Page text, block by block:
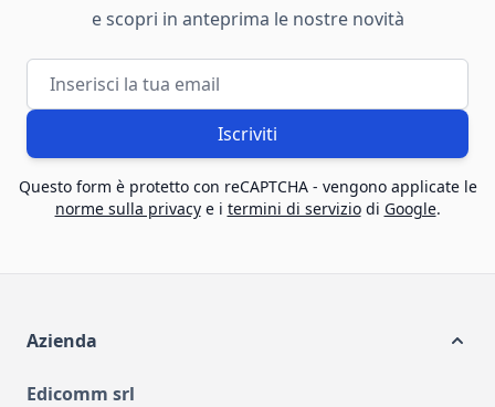
e scopri in anteprima le nostre novità
Indirizzo email
Iscriviti
Questo form è protetto con reCAPTCHA - vengono applicate le
norme sulla privacye i termini di serviziodi Google.
Azienda
Edicomm srl